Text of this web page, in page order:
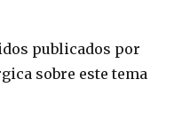
publicados por
sobre este tema